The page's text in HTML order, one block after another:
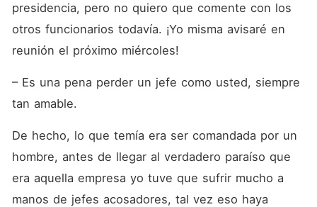
presidencia, pero no quiero que comente con los
otros funcionarios todavía. ¡Yo misma avisaré en
reunión el próximo miércoles!
– Es una pena perder un jefe como usted, siempre
tan amable.
De hecho, lo que temía era ser comandada por un
hombre, antes de llegar al verdadero paraíso que
era aquella empresa yo tuve que sufrir mucho a
manos de jefes acosadores, tal vez eso haya